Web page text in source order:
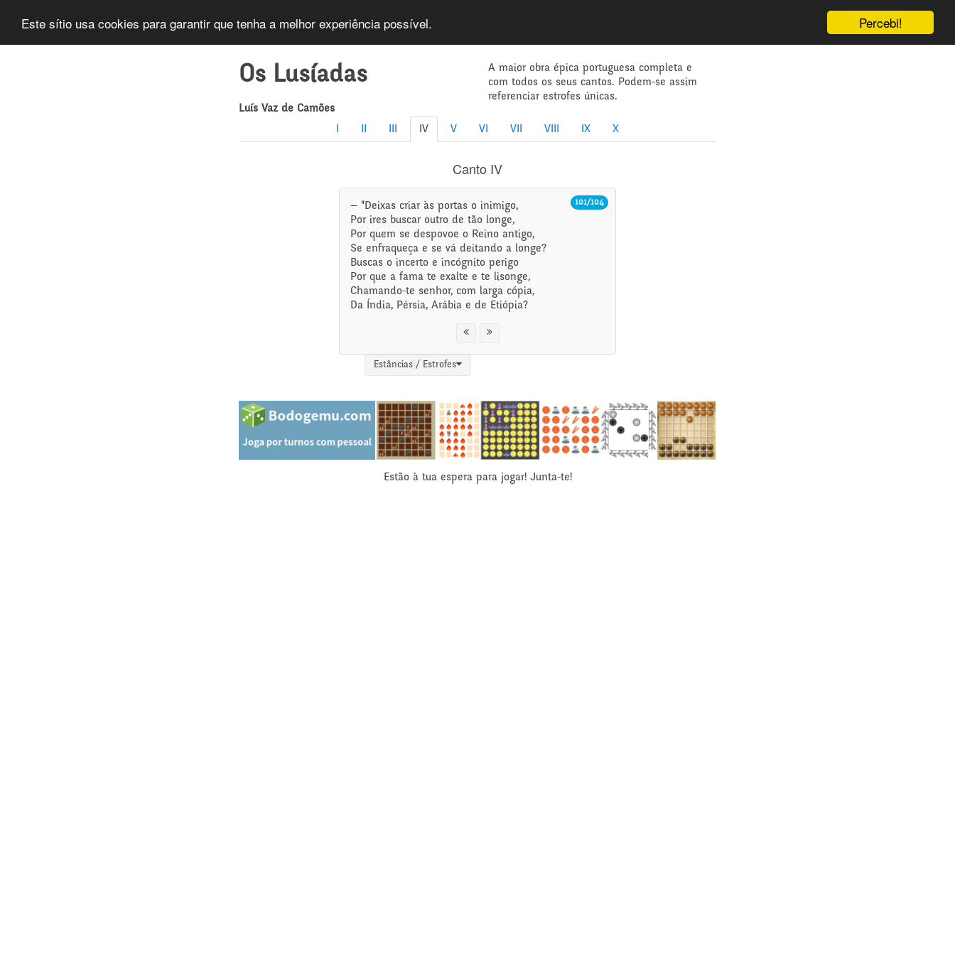
Percebi!
Este sítio usa cookies para garantir que tenha a melhor experiência possível.
Os Lusíadas
Luís Vaz de Camões
A maior obra épica portuguesa completa e
com todos os seus cantos. Podem-se assim
referenciar estrofes únicas.
IV V VI VII VIII IX X
Canto IV
101/104
— "Deixas criar às portas o inimigo,
Por ires buscar outro de tão longe,
Por quem se despovoe o Reino antigo,
Se enfraqueça e se vá deitando a longe?
Buscas o incerto e incógnito perigo
Por que a fama te exalte e te lisonge,
Chamando-te senhor, com larga cópia,
Da Índia, Pérsia, Arábia e de Etiópia?
Estâncias / Estrofes
Estão à tua espera para jogar! Junta-te!